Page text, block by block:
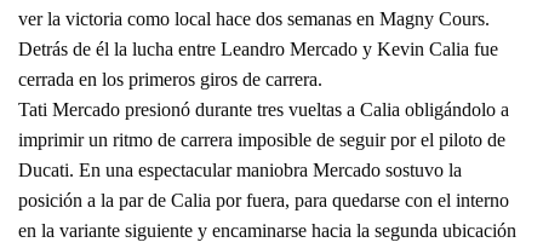
ver la victoria como local hace dos semanas en Magny Cours.
Detrás de él la lucha entre Leandro Mercado y Kevin Calia fue
cerrada en los primeros giros de carrera.
Tati Mercado presionó durante tres vueltas a Calia obligándolo a
imprimir un ritmo de carrera imposible de seguir por el piloto de
Ducati. En una espectacular maniobra Mercado sostuvo la
posición a la par de Calia por fuera, para quedarse con el interno
en la variante siguiente y encaminarse hacia la segunda ubicación